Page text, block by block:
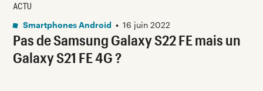
Pas de Samsung Galaxy S22 FE mais un
Galaxy S21 FE 4G ?
ACTU
Smartphones Android • 16 juin 2022